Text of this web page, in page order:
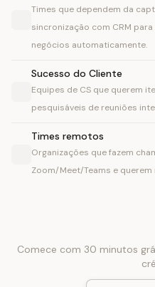
Times que dependem da
sincronização com CRM
negócios automaticamente.
Sucesso do Cliente
Equipes de CS que querem
pesquisáveis de reuniões
Times remotos
Organizações que fazem
Zoom/Meet/Teams e
Comece com 30 minutos